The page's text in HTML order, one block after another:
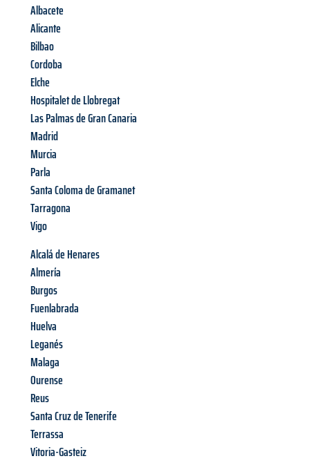
Albacete
Alicante
Bilbao
Cordoba
Elche
Hospitalet de Llobregat
Las Palmas de Gran Canaria
Madrid
Murcia
Parla
Santa Coloma de Gramanet
Tarragona
Vigo
Alcalá de Henares
Almería
Burgos
Fuenlabrada
Huelva
Leganés
Malaga
Ourense
Reus
Santa Cruz de Tenerife
Terrassa
Vitoria-Gasteiz